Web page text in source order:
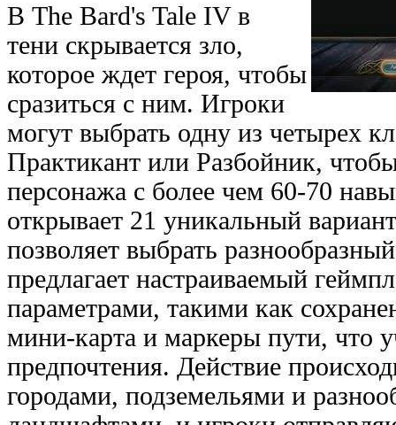
В The Bard's Tale IV в
тени скрывается зло,
которое ждет героя, чтобы
сразиться с ним. Игроки
могут выбрать одну из четырех
Практикант или Разбойник,
персонажа с более чем 60-70
открывает 21 уникальный
позволяет выбрать
предлагает настраиваемый
параметрами, такими как
мини-карта и маркеры пути, что
предпочтения. Действие
городами, подземельями и